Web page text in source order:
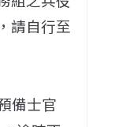
請自行至
備士官